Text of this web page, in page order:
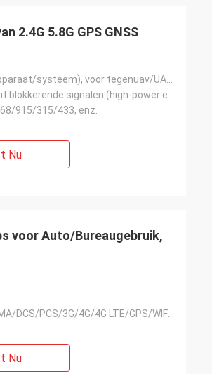
2.4G 5.8G GPS GNSS
915/315/433, enz.
Nu
voor Auto/Bureaugebruik,
Nu